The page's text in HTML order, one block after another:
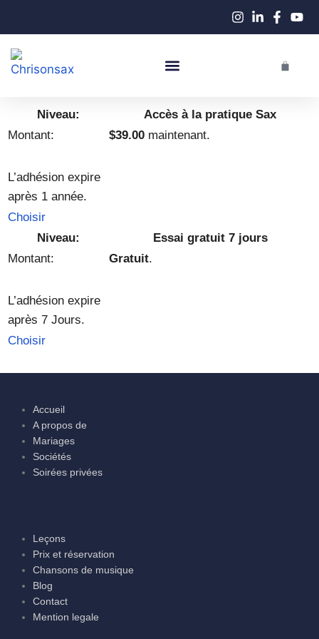
Accès à la pratique Sax
$39.00 maintenant.
L’adhésion expire
après 1 année.
Choisir
Essai gratuit 7 jours
Gratuit.
L’adhésion expire
après 7 Jours.
Choisir
Accueil
A propos de
Mariages
Sociétés
Soirées privées
Leçons
Prix et réservation
Chansons de musique
Blog
Contact
Mention legale